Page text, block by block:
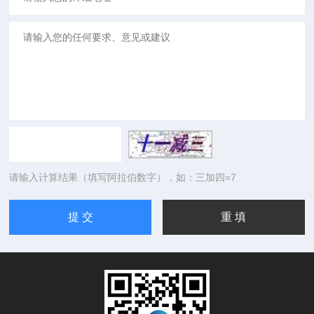
请输入计算结果（填写阿拉伯数字），如：三加四=7